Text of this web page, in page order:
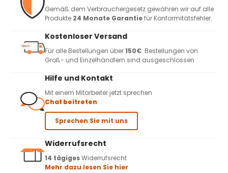
Gemäß dem Verbrauchergesetz gewähren wir auf alle
Produkte 24 Monate Garantiefür Konformitätsfehler.
Kostenloser Versand
Für alle Bestellungen über150€. Bestellungen von
Groß- und Einzelhändlern sind ausgeschlossen
Hilfe und Kontakt
Mit einem Mitarbeiter jetzt sprechen
Chat beitreten
Sprechen Sie mit uns
Widerrufsrecht
14 tägigesWiderrufsrecht
Mehr dazu lesen Sie hier